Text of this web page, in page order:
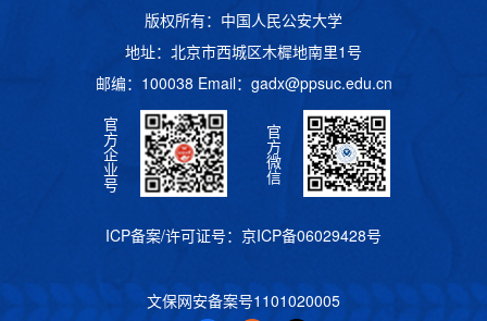
版权所有：中国人民公安大学
地址：北京市西城区木樨地南里1号
邮编：100038 Email： gadx@ppsuc.edu.cn
官
方
企
业
号
官
方
微
信
ICP备案/许可证号： 京ICP备06029428号
文保网安备案号1101020005